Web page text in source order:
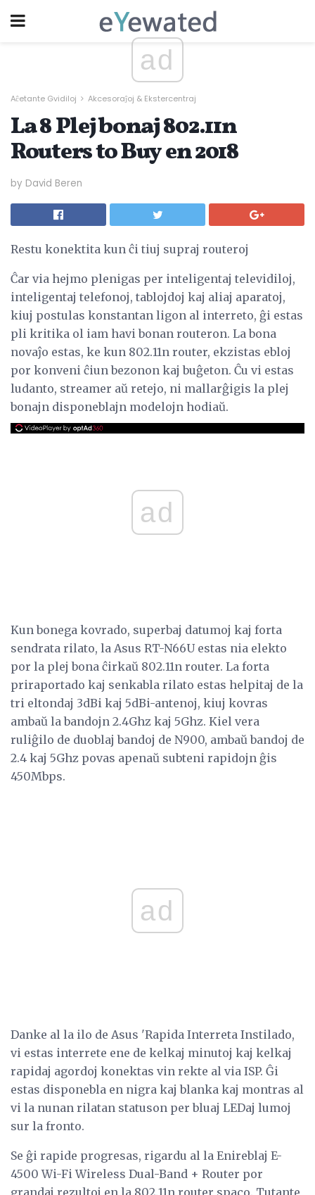
ad
Aĉetante Gvidiloj Akcesoraĵoj & Ekstercentraj
La 8 Plej bonaj 802.11n
Routers to Buy en 2018
by David Beren
Restu konektita kun ĉi tiuj supraj routeroj
Ĉar via hejmo plenigas per inteligentaj televidiloj,
inteligentaj telefonoj, tablojdoj kaj aliaj aparatoj,
kiuj postulas konstantan ligon al interreto, ĝi estas
pli kritika ol iam havi bonan routeron. La bona
novaĵo estas, ke kun 802.11n router, ekzistas ebloj
por konveni ĉiun bezonon kaj buĝeton. Ĉu vi estas
ludanto, streamer aŭ retejo, ni mallarĝigis la plej
bonajn disponeblajn modelojn hodiaŭ.
ad
Kun bonega kovrado, superbaj datumoj kaj forta
sendrata rilato, la Asus RT-N66U estas nia elekto
por la plej bona ĉirkaŭ 802.11n router. La forta
priraportado kaj senkabla rilato estas helpitaj de la
tri eltondaj 3dBi kaj 5dBi-antenoj, kiuj kovras
ambaŭ la bandojn 2.4Ghz kaj 5Ghz. Kiel vera
ruliĝilo de duoblaj bandoj de N900, ambaŭ bandoj de
2.4 kaj 5Ghz povas apenaŭ subteni rapidojn ĝis
450Mbps.
ad
Danke al la ilo de Asus 'Rapida Interreta Instilado,
vi estas interrete ene de kelkaj minutoj kaj kelkaj
rapidaj agordoj konektas vin rekte al via ISP. Ĝi
estas disponebla en nigra kaj blanka kaj montras al
vi la nunan rilatan statuson per bluaj LEDaj lumoj
sur la fronto.
Se ĝi rapide progresas, rigardu al la Enireblaj E-
4500 Wi-Fi Wireless Dual-Band + Router por
grandaj rezultoj en la 802.11n router spaco. Tutante